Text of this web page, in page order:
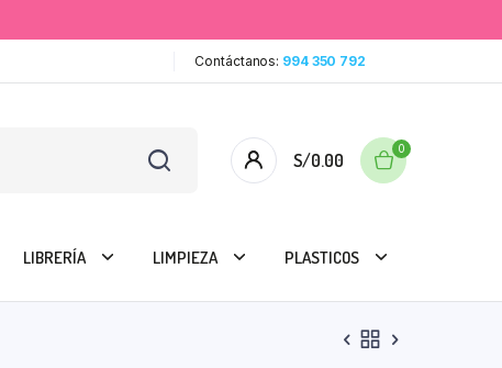
Contáctanos: 994 350 792
S/0.00
0
LIBRERÍA LIMPIEZA PLASTICOS